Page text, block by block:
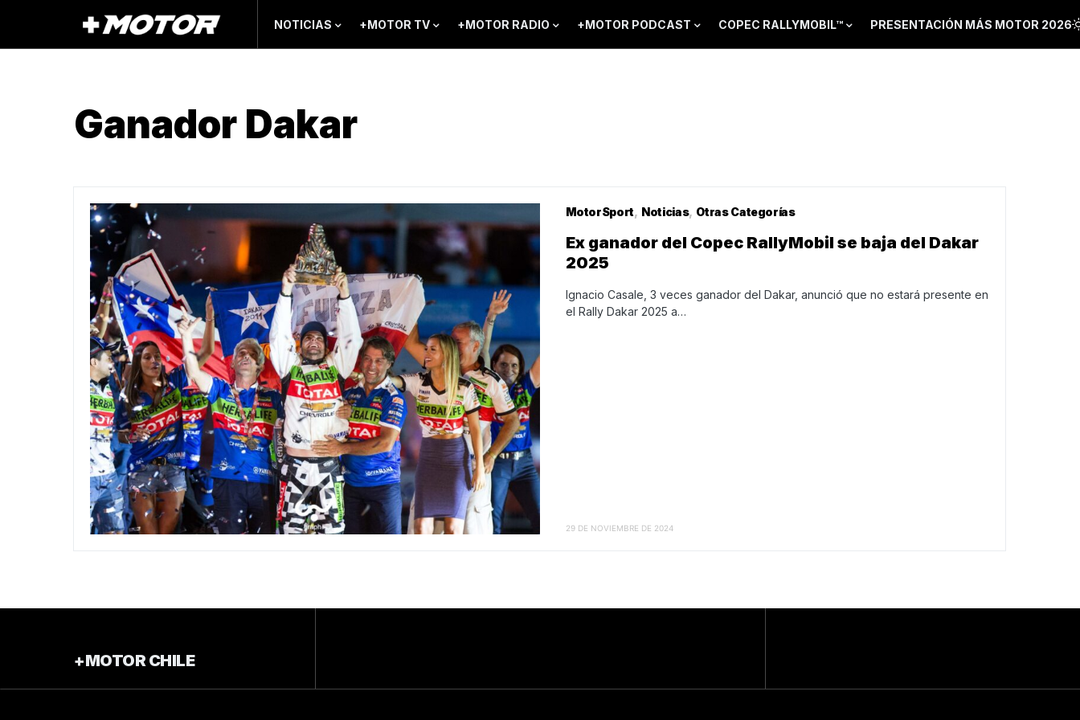
NOTICIAS +MOTOR TV +MOTOR RADIO +MOTOR PODCAST COPEC RALLYMOBIL™ PRESENTACIÓN MÁS MOTOR 2026
Ganador Dakar
MotorSport Noticias Otras Categorías
Ex ganador del Copec RallyMobil se baja del Dakar
2025
Ignacio Casale, 3 veces ganador del Dakar, anunció que no estará presente en
el Rally Dakar 2025 a…
29 DE NOVIEMBRE DE 2024
+MOTOR CHILE